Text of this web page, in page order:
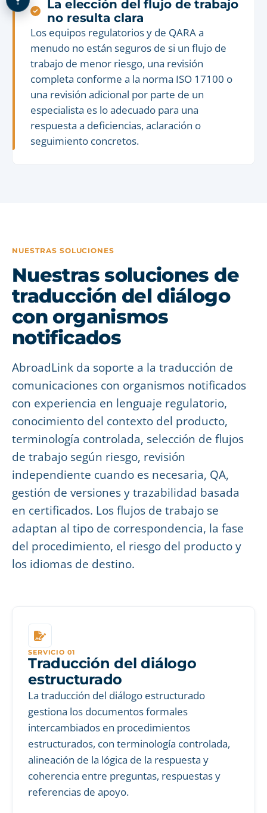
La elección del flujo de trabajo
no resulta clara
Los equipos regulatorios y de QARA a
menudo no están seguros de si un flujo de
trabajo de menor riesgo, una revisión
completa conforme a la norma ISO 17100 o
una revisión adicional por parte de un
especialista es lo adecuado para una
respuesta a deficiencias, aclaración o
seguimiento concretos.
NUESTRAS SOLUCIONES
Nuestras soluciones de
traducción del diálogo
con organismos
notificados
AbroadLink da soporte a la traducción de
comunicaciones con organismos notificados
con experiencia en lenguaje regulatorio,
conocimiento del contexto del producto,
terminología controlada, selección de flujos
de trabajo según riesgo, revisión
independiente cuando es necesaria, QA,
gestión de versiones y trazabilidad basada
en certificados. Los flujos de trabajo se
adaptan al tipo de correspondencia, la fase
del procedimiento, el riesgo del producto y
los idiomas de destino.
SERVICIO 01
Traducción del diálogo
estructurado
La traducción del diálogo estructurado
gestiona los documentos formales
intercambiados en procedimientos
estructurados, con terminología controlada,
alineación de la lógica de la respuesta y
coherencia entre preguntas, respuestas y
referencias de apoyo.